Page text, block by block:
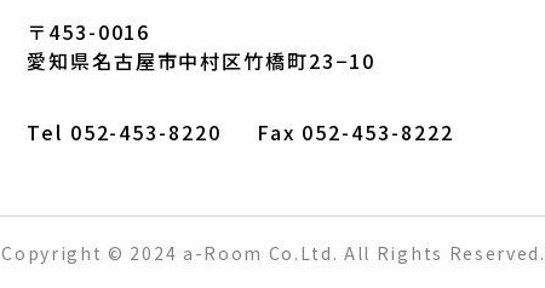
〒453-0016
愛知県名古屋市中村区竹橋町23−10
Tel 052-453-8220 Fax 052-453-8222
Copyright © 2024 a-Room Co.Ltd.All Rights Reserved.